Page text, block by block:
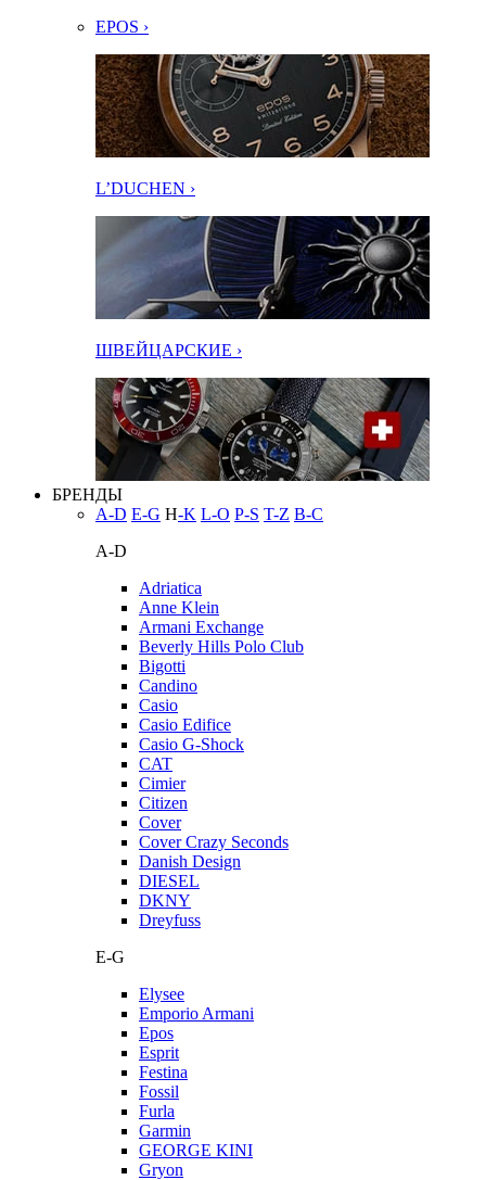
EPOS ›
L’DUCHEN ›
ШВЕЙЦАРСКИЕ ›
БРЕНДЫ
A-D E-G H-K L-O P-S T-Z В-С
A-D
Adriatica
Anne Klein
Armani Exchange
Beverly Hills Polo Club
Bigotti
Candino
Casio
Casio Edifice
Casio G-Shock
CAT
Cimier
Citizen
Cover
Cover Crazy Seconds
Danish Design
DIESEL
DKNY
Dreyfuss
E-G
Elysee
Emporio Armani
Epos
Esprit
Festina
Fossil
Furla
Garmin
GEORGE KINI
Gryon